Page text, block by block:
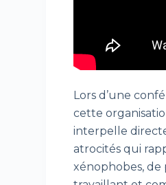
Lors d’une
cette
interpelle
atrocités qui
xénophobes, de